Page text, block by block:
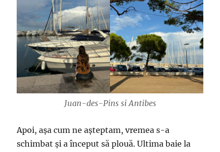
Juan-des-Pins si Antibes
Apoi, așa cum ne așteptam, vremea s-a
schimbat și a început să plouă. Ultima baie la